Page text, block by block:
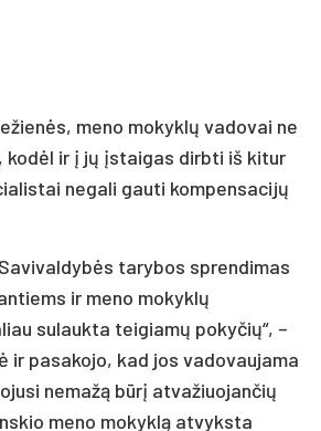
meno mokyklų vadovai ne
kodėl ir į jų įstaigas dirbti iš kitur
negali gauti kompensacijų
tarybos sprendimas
ir meno mokyklų
sulaukta teigiamų pokyčių“, –
ir pasakojo, kad jos vadovaujama
nemažą būrį atvažiuojančių
meno mokyklą atvyksta